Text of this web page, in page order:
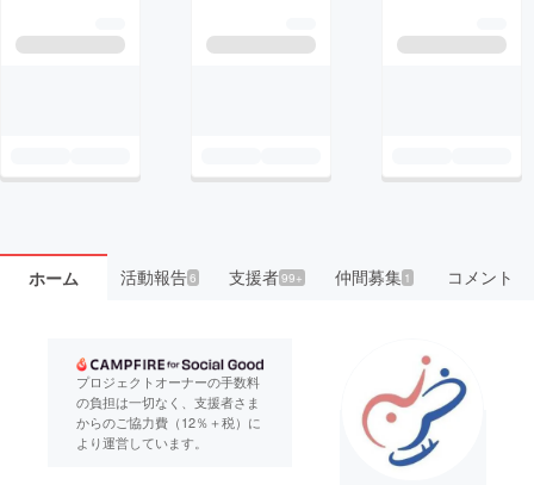
ホーム 活動報告6 支援者99+ 仲間募集 1 コメント
プロジェクトオーナーの手数料
の負担は一切なく、支援者さま
からのご協力費（12％＋税）に
より運営しています。